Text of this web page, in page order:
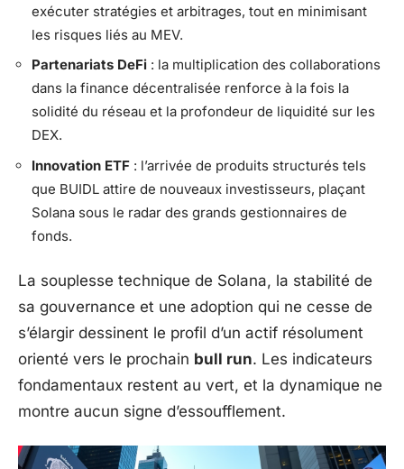
exécuter stratégies et arbitrages, tout en minimisant
les risques liés au MEV.
Partenariats DeFi : la multiplication des collaborations
dans la finance décentralisée renforce à la fois la
solidité du réseau et la profondeur de liquidité sur les
DEX.
Innovation ETF : l’arrivée de produits structurés tels
que BUIDL attire de nouveaux investisseurs, plaçant
Solana sous le radar des grands gestionnaires de
fonds.
La souplesse technique de Solana, la stabilité de
sa gouvernance et une adoption qui ne cesse de
s’élargir dessinent le profil d’un actif résolument
orienté vers le prochain bull run. Les indicateurs
fondamentaux restent au vert, et la dynamique ne
montre aucun signe d’essoufflement.